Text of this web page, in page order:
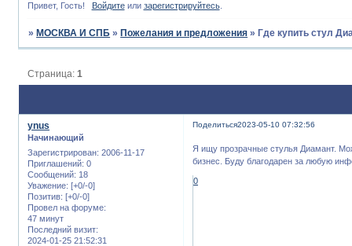
Привет, Гость! Войдитеили зарегистрируйтесь.
» МОСКВА И СПБ » Пожелания и предложения » Где купить стул
Страница:1
Поделиться2023-05-10 07:32:56
ynus
Начинающий
Зарегистрирован: 2006-11-17
Приглашений: 0
Сообщений: 18
Уважение: [+0/-0]
Позитив: [+0/-0]
Провел на форуме:
47 минут
Последний визит:
2024-01-25 21:52:31
Я ищу прозрачные стулья Диамант.
бизнес. Буду благодарен за любую
0